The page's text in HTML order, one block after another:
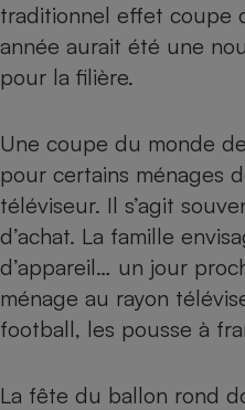
traditionnel effet coupe
année aurait été une
pour la filière.
Une coupe du monde
pour certains ménages
téléviseur. Il s’agit
d’achat. La famille
d’appareil… un jour
ménage au rayon
football, les pousse à
La fête du ballon rond